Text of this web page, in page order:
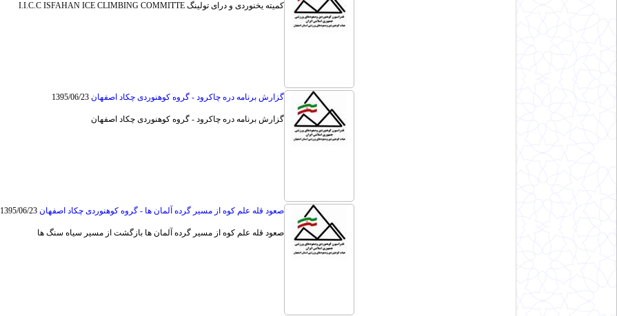
کمیته یخنوردی و درای تولینگ I.I.C.C ISFAHAN ICE CLIMBING COMMITTE
گزارش برنامه دره چاکرود - گروه کوهنوردی چکاد اصفهان 1395/06/23
گزارش برنامه دره چاکرود - گروه کوهنوردی چکاد اصفهان
صعود قله علم کوه از مسیر گرده آلمان ها - گروه کوهنوردی چکاد اصفهان 1395/06/23
صعود قله علم کوه از مسیر گرده آلمان ها بازگشت از مسیر سیاه سنگ ها